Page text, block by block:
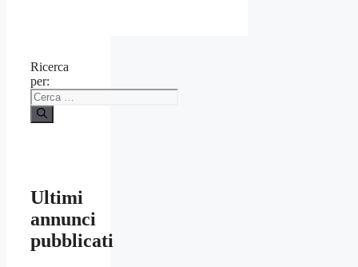
Ricerca
per:
Ultimi
annunci
pubblicati